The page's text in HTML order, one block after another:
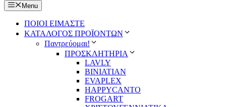
Menu
ΠΟΙΟΙ ΕΙΜΑΣΤΕ
ΚΑΤΑΛΟΓΟΣ ΠΡΟΪΟΝΤΩΝ
Παντρεύομαι!
ΠΡΟΣΚΛΗΤΗΡΙΑ
LAVLY
BINIATIAN
EVAPLEX
HAPPYCANTO
FROGART